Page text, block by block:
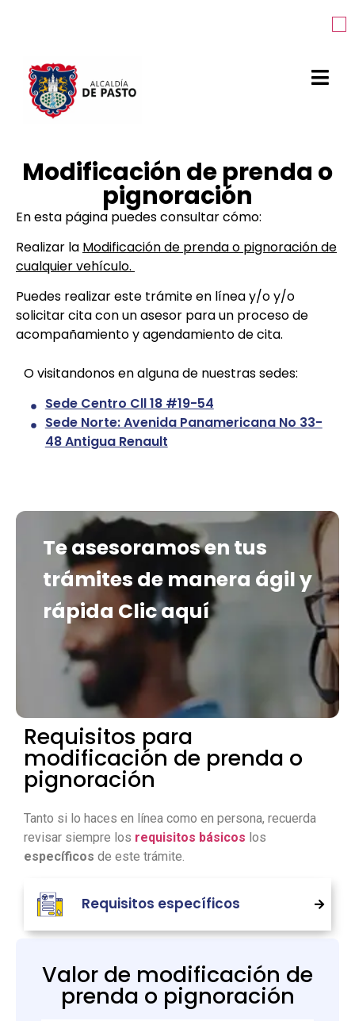
Modificación de prenda o
pignoración
En esta página puedes consultar cómo:
Realizar la Modificación de prenda o pignoración de
cualquier vehículo.
Puedes realizar este trámite en línea y/oy/o
solicitar cita con un asesor para un proceso de
acompañamiento y agendamiento de cita.
O visitandonos en alguna de nuestras sedes:
Sede Centro Cll 18 #19-54
Sede Norte: Avenida Panamericana No 33-
48 Antigua Renault
Te asesoramos en tus
trámites de manera ágil y
rápida Clic aquí
Requisitos para
modificación de prenda o
pignoración
Tanto si lo haces en línea como en persona, recuerda
revisar siempre los requisitos básicos los
específicos de este trámite.
Requisitos específicos
Valor de modificación de
prenda o pignoración